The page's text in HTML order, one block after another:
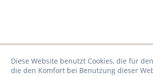
Diese Website benutzt Cookies, die für
die den Komfort bei Benutzung dieser